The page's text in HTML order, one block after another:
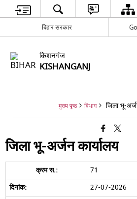
बिहार सरकार
किशनगंज
KISHANGANJ
मुख्य पृष्ठ विभाग जिला भू-
जिला भू-अर्जन कार्यालय
71
27-07-2026